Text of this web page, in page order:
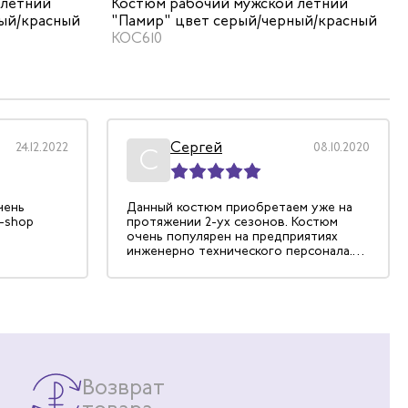
красный
"Памир" цвет серый/черный/красный
КОС610
24.12.2022
shop
С Сергей 08.10.2020
Данный костюм приобретаем уже на
протяжении 2-ух сезонов. Костюм
очень популярен на предприятиях
инженерно технического персонала.
внешнему виду, а так же простоты и
Спецодежда в лице ведущего
отличное сотрудничество с нашей
организацией и своевременное
Возврат